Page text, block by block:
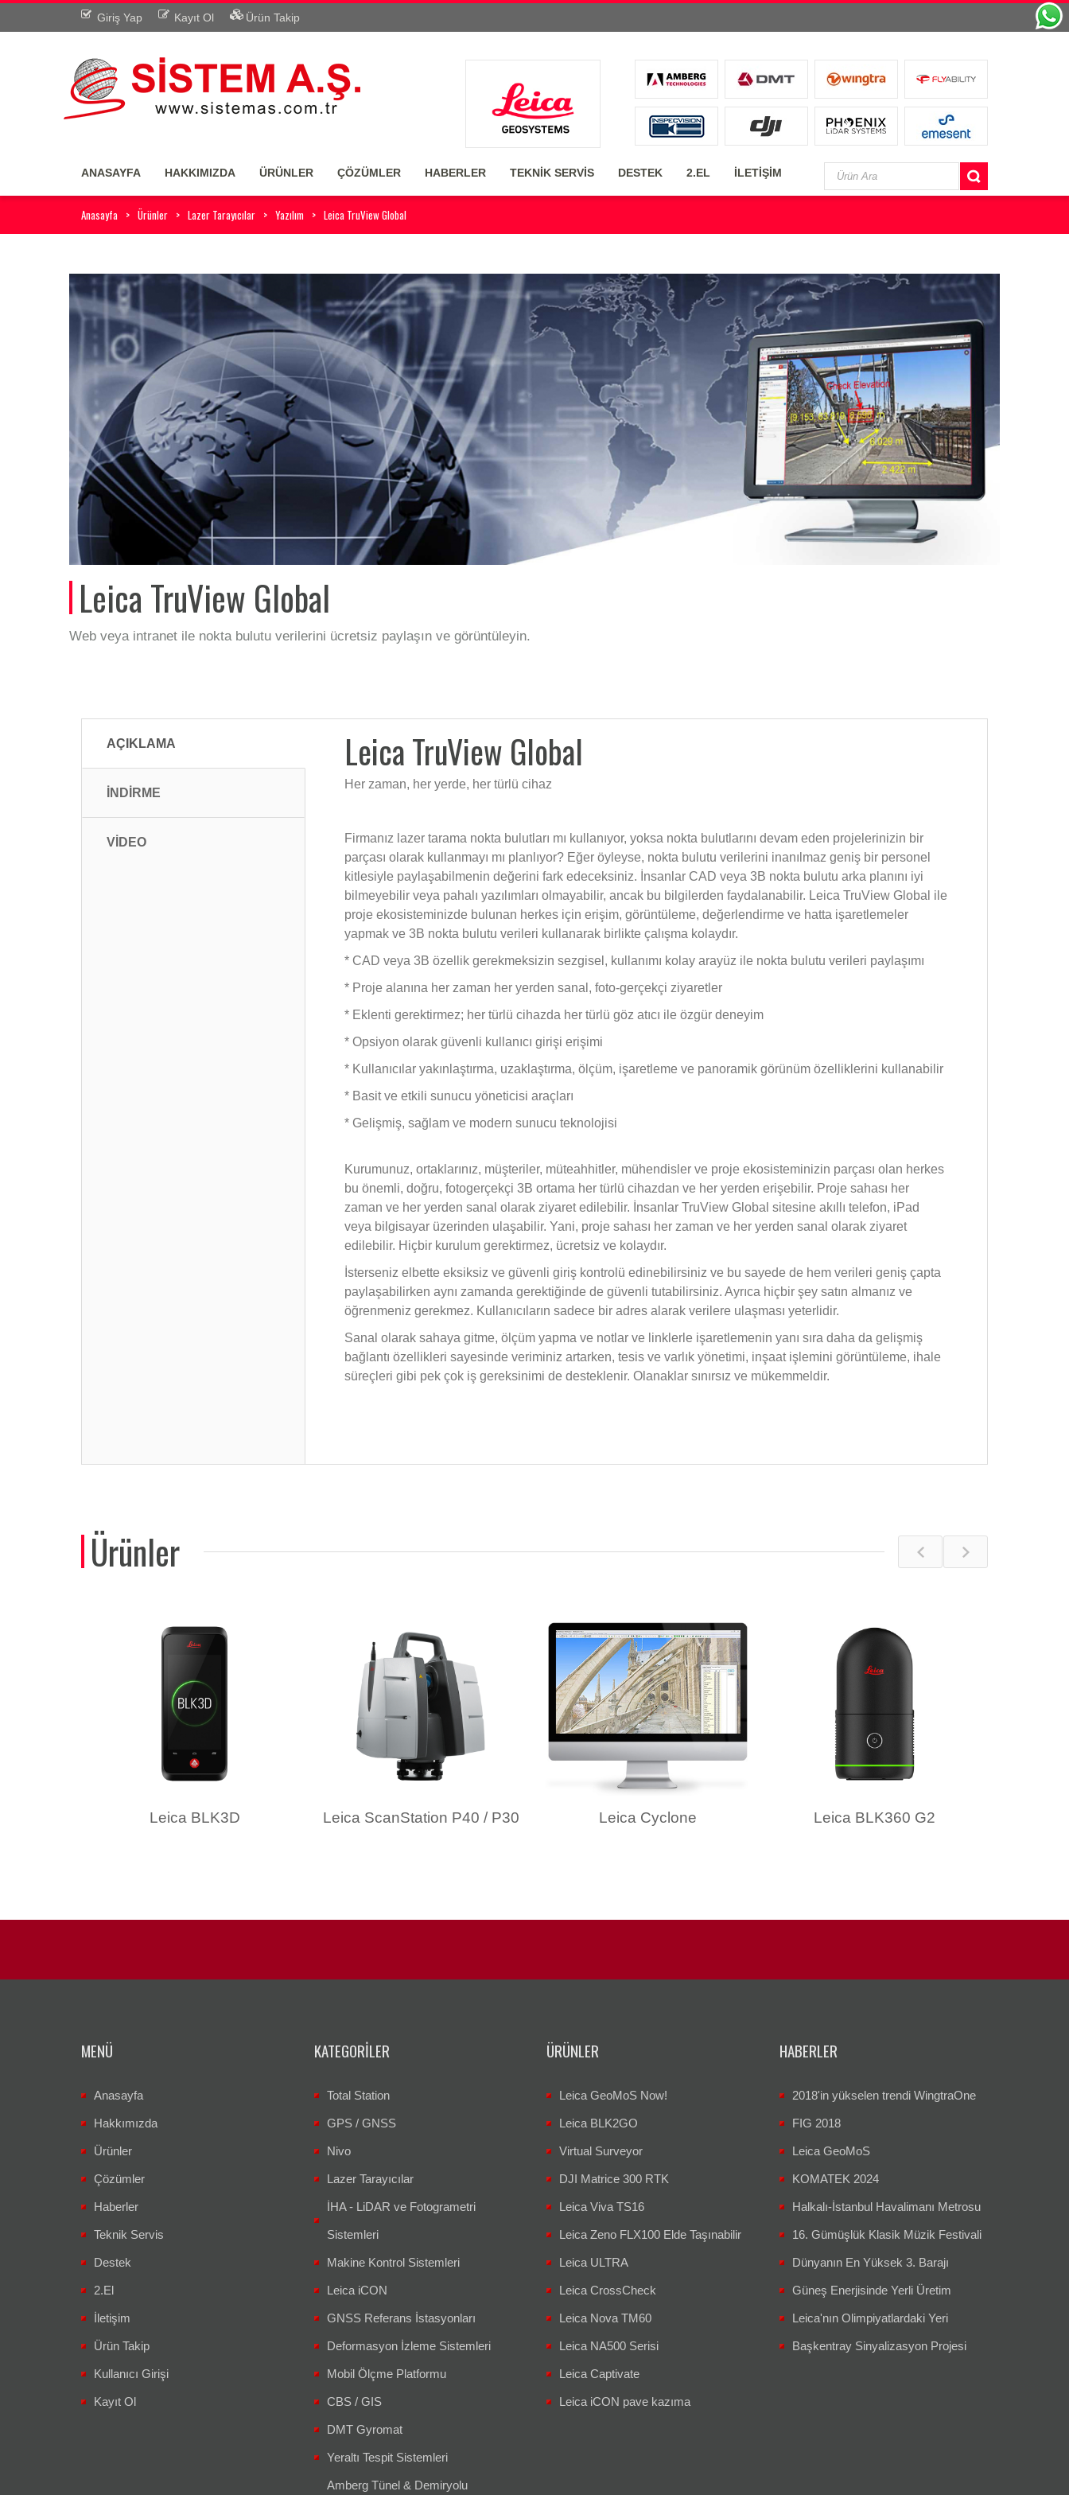
Giriş Yap Kayıt Ol Ürün Takip
ANASAYFA HAKKIMIZDA ÜRÜNLER ÇÖZÜMLER HABERLER TEKNİK SERVİS DESTEK 2.EL İLETİŞİM
Anasayfa Ürünler Lazer Tarayıcılar Yazılım Leica TruView Global
Leica TruView Global
Web veya intranet ile nokta bulutu verilerini ücretsiz paylaşın ve görüntüleyin.
AÇIKLAMA
İNDİRME
VİDEO
Leica TruView Global
Her zaman, her yerde, her türlü cihaz
Firmanız lazer tarama nokta bulutları mı kullanıyor, yoksa nokta bulutlarını devam eden projelerinizin bir
parçası olarak kullanmayı mı planlıyor? Eğer öyleyse, nokta bulutu verilerini inanılmaz geniş bir personel
kitlesiyle paylaşabilmenin değerini fark edeceksiniz. İnsanlar CAD veya 3B nokta bulutu arka planını iyi
bilmeyebilir veya pahalı yazılımları olmayabilir, ancak bu bilgilerden faydalanabilir. Leica TruView Global ile
proje ekosisteminizde bulunan herkes için erişim, görüntüleme, değerlendirme ve hatta işaretlemeler
yapmak ve 3B nokta bulutu verileri kullanarak birlikte çalışma kolaydır.
* CAD veya 3B özellik gerekmeksizin sezgisel, kullanımı kolay arayüz ile nokta bulutu verileri paylaşımı
* Proje alanına her zaman her yerden sanal, foto-gerçekçi ziyaretler
* Eklenti gerektirmez; her türlü cihazda her türlü göz atıcı ile özgür deneyim
* Opsiyon olarak güvenli kullanıcı girişi erişimi
* Kullanıcılar yakınlaştırma, uzaklaştırma, ölçüm, işaretleme ve panoramik görünüm özelliklerini kullanabilir
* Basit ve etkili sunucu yöneticisi araçları
* Gelişmiş, sağlam ve modern sunucu teknolojisi
Kurumunuz, ortaklarınız, müşteriler, müteahhitler, mühendisler ve proje ekosisteminizin parçası olan herkes
bu önemli, doğru, fotogerçekçi 3B ortama her türlü cihazdan ve her yerden erişebilir. Proje sahası her
zaman ve her yerden sanal olarak ziyaret edilebilir. İnsanlar TruView Global sitesine akıllı telefon, iPad
veya bilgisayar üzerinden ulaşabilir. Yani, proje sahası her zaman ve her yerden sanal olarak ziyaret
edilebilir. Hiçbir kurulum gerektirmez, ücretsiz ve kolaydır.
İsterseniz elbette eksiksiz ve güvenli giriş kontrolü edinebilirsiniz ve bu sayede de hem verileri geniş çapta
paylaşabilirken aynı zamanda gerektiğinde de güvenli tutabilirsiniz. Ayrıca hiçbir şey satın almanız ve
öğrenmeniz gerekmez. Kullanıcıların sadece bir adres alarak verilere ulaşması yeterlidir.
Sanal olarak sahaya gitme, ölçüm yapma ve notlar ve linklerle işaretlemenin yanı sıra daha da gelişmiş
bağlantı özellikleri sayesinde veriminiz artarken, tesis ve varlık yönetimi, inşaat işlemini görüntüleme, ihale
süreçleri gibi pek çok iş gereksinimi de desteklenir. Olanaklar sınırsız ve mükemmeldir.
Ürünler
Leica BLK3D Leica ScanStation P40 / P30 Leica Cyclone Leica BLK360 G2
MENÜ
Anasayfa
Hakkımızda
Ürünler
Çözümler
Haberler
Teknik Servis
Destek
2.El
İletişim
Ürün Takip
Kullanıcı Girişi
Kayıt Ol
KATEGORILER
Total Station
GPS / GNSS
Nivo
Lazer Tarayıcılar
İHA - LiDAR ve Fotogrametri
Sistemleri
Makine Kontrol Sistemleri
Leica iCON
GNSS Referans İstasyonları
Deformasyon İzleme Sistemleri
Mobil Ölçme Platformu
CBS / GIS
DMT Gyromat
Yeraltı Tespit Sistemleri
Amberg Tünel & Demiryolu
ÜRÜNLER
Leica GeoMoS Now!
Leica BLK2GO
Virtual Surveyor
DJI Matrice 300 RTK
Leica Viva TS16
Leica Zeno FLX100 Elde Taşınabilir
Leica ULTRA
Leica CrossCheck
Leica Nova TM60
Leica NA500 Serisi
Leica Captivate
Leica iCON pave kazıma
HABERLER
2018'in yükselen trendi WingtraOne
FIG 2018
Leica GeoMoS
KOMATEK 2024
Halkalı-İstanbul Havalimanı Metrosu
16. Gümüşlük Klasik Müzik Festivali
Dünyanın En Yüksek 3. Barajı
Güneş Enerjisinde Yerli Üretim
Leica'nın Olimpiyatlardaki Yeri
Başkentray Sinyalizasyon Projesi